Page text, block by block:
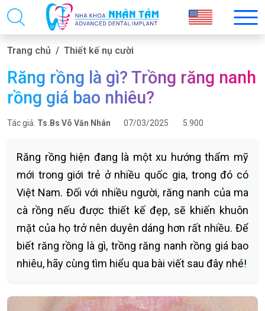
Trang chủ Thiết kế nụ cười
Răng rồng là gì? Trồng răng nanh
rồng giá bao nhiêu?
Tác giả: Ts.Bs Võ Văn Nhân 07/03/2025 5.900
Răng rồng hiện đang là một xu hướng thẩm mỹ
mới trong giới trẻ ở nhiều quốc gia, trong đó có
Việt Nam. Đối với nhiều người, răng nanh của ma
cà rồng nếu được thiết kế đẹp, sẽ khiến khuôn
mặt của họ trở nên duyên dáng hơn rất nhiều. Để
biết răng rồng là gì, trồng răng nanh rồng giá bao
nhiêu, hãy cùng tìm hiểu qua bài viết sau đây nhé!